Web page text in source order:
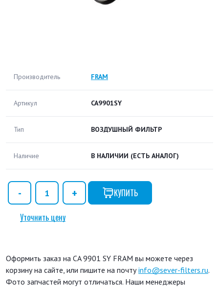
Производитель FRAM
Артикул CA9901SY
Тип ВОЗДУШНЫЙ ФИЛЬТР
Наличие В НАЛИЧИИ (ЕСТЬ АНАЛОГ)
КУПИТЬ
Уточнить цену
Оформить заказ на CA 9901 SY FRAM вы можете через
корзину на сайте, или пишите на почтуinfo@sever-filters.ru.
Фото запчастей могут отличаться. Наши менеджеры